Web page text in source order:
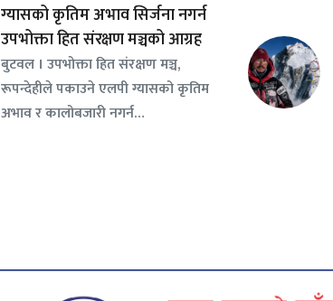
ग्यासको कृतिम अभाव सिर्जना नगर्न
उपभोक्ता हित संरक्षण मञ्चको आग्रह
बुटवल । उपभोक्ता हित संरक्षण मञ्च,
रूपन्देहीले पकाउने एलपी ग्यासको कृतिम
अभाव र कालोबजारी नगर्न…